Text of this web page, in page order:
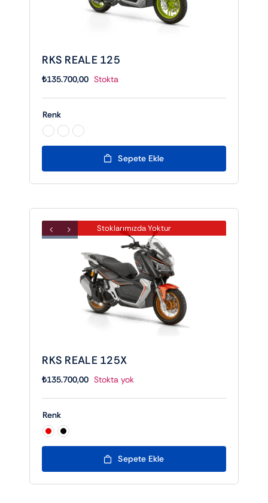
RKS REALE 125
₺135.700,00 Stokta
Renk
Sepete Ekle
Stoklarımızda Yoktur
RKS REALE 125X
₺135.700,00 Stokta yok
Renk
Sepete Ekle